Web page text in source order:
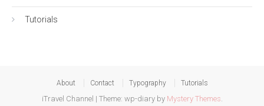
Tutorials
About Contact Typography Tutorials
iTravel Channel | Theme: wp-diary by Mystery Themes